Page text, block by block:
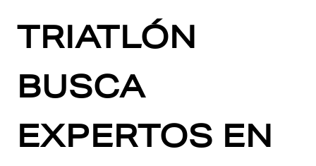
TRIATLÓN
BUSCA
EXPERTOS EN